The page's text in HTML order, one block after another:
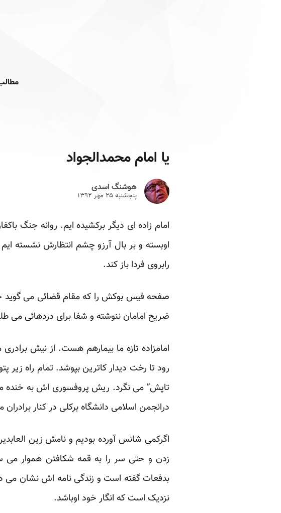
یا امام محمدالجواد
هوشنگ اسدی
پنجشنبه ۲۵ مهر ۱۳۹۲
امام زاده ای دیگر برکشیده ایم. روانه جنگ
اوبسته و بر بال آرزو چشم انتظارش نشسته ایم
رابروی فردا باز کند.
صفحه فیس بوکش را کهمقام قضائی می گوید
ضریح امامان ننوشته و شفا برای دردهائی می
امامزاده تازه ما بیمارهم هست. از نیش
رود تا رخت دیدار کاترین بپوشد. تمام راه
تاپش” می نگرد. ریش پروفسوری اش به خنده
درانجمن اسلامی دانشگاه برکلی در کنار
اگرکمی شانس آورده بودیم و نامش زین
زدن و حتی سر را به قمه شکافتن هموار می
بدفعات گفته است و زندگی نامه اش نشان می
نزدیک است که انگار خود اوباشد.